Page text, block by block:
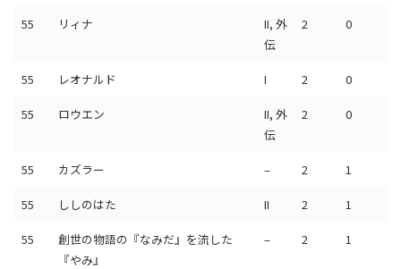
55 リィナ
II, 外
伝
2 0
55 レオナルド I 2 0
55 ロウエン
II, 外
伝
2 0
55 カズラー – 2 1
55 ししのはた II 2 1
55
創世の物語の『なみだ』を流した
『やみ』
– 2 1